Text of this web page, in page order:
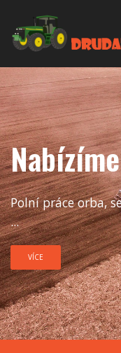
Nabízíme
Polní práce orba,
...
VÍCE